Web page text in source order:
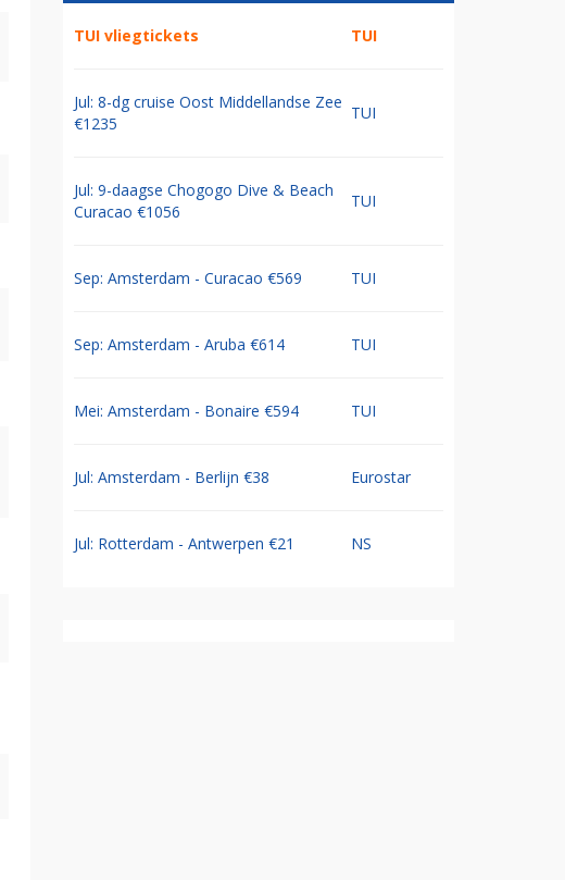
TUI vliegtickets TUI
Jul: 8-dg cruise Oost Middellandse Zee
€1235
TUI
Jul: 9-daagse Chogogo Dive & Beach
Curacao €1056
TUI
Sep: Amsterdam - Curacao €569 TUI
Sep: Amsterdam - Aruba €614 TUI
Mei: Amsterdam - Bonaire €594 TUI
Jul: Amsterdam - Berlijn €38 Eurostar
Jul: Rotterdam - Antwerpen €21 NS